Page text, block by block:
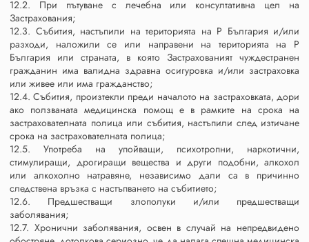
12.2. При пътуване с лечебна или консултативна цел на
Застрахования;
12.3. Събития, настъпили на територията на Р България и/или
разходи, наложили се или направени на територията на Р
България или страната, в която Застрахованият чуждестранен
гражданин има валидна здравна осигуровка и/или застраховка
или живее или има гражданство;
12.4. Събития, произтекли преди началото на застраховката, дори
ако ползваната медицинска помощ е в рамките на срока на
застрахователната полица или събития, настъпили след изтичане
срока на застрахователната полица;
12.5. Употреба на упойващи, психотропни, наркотични,
стимулиращи, дрогиращи вещества и други подобни, алкохол
или алкохолно натравяне, независимо дали са в причинно
следствена връзка с настъпването на събитието;
12.6. Предшестващи злополуки и/или предшестващи
заболявания;
12.7. Хронични заболявания, освен в случай на непредвидено